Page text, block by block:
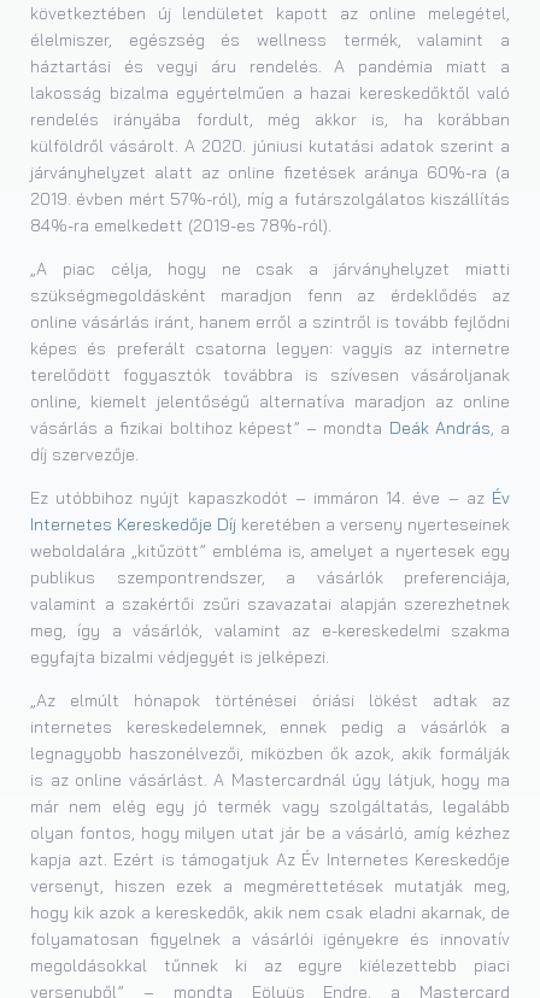
következtében új lendületet kapott az online melegétel,
élelmiszer, egészség és wellness termék, valamint a
háztartási és vegyi áru rendelés. A pandémia miatt a
lakosság bizalma egyértelműen a hazai kereskedőktől való
rendelés irányába fordult, még akkor is, ha korábban
külföldről vásárolt. A 2020. júniusi kutatási adatok szerint a
járványhelyzet alatt az online fizetések aránya 60%-ra (a
2019. évben mért 57%-ról), míg a futárszolgálatos kiszállítás
84%-ra emelkedett (2019-es 78%-ról).
„A piac célja, hogy ne csak a járványhelyzet miatti
szükségmegoldásként maradjon fenn az érdeklődés az
online vásárlás iránt, hanem erről a szintről is tovább fejlődni
képes és preferált csatorna legyen: vagyis az internetre
terelődött fogyasztók továbbra is szívesen vásároljanak
online, kiemelt jelentőségű alternatíva maradjon az online
vásárlás a fizikai boltihoz képest” – mondta Deák András, a
díj szervezője.
Ez utóbbihoz nyújt kapaszkodót – immáron 14. éve – az Év
Internetes Kereskedője Díj keretében a verseny nyerteseinek
weboldalára „kitűzött” embléma is, amelyet a nyertesek egy
publikus szempontrendszer, a vásárlók preferenciája,
valamint a szakértői zsűri szavazatai alapján szerezhetnek
meg, így a vásárlók, valamint az e-kereskedelmi szakma
egyfajta bizalmi védjegyét is jelképezi.
„Az elmúlt hónapok történései óriási lökést adtak az
internetes kereskedelemnek, ennek pedig a vásárlók a
legnagyobb haszonélvezői, miközben ők azok, akik formálják
is az online vásárlást. A Mastercardnál úgy látjuk, hogy ma
már nem elég egy jó termék vagy szolgáltatás, legalább
olyan fontos, hogy milyen utat jár be a vásárló, amíg kézhez
kapja azt. Ezért is támogatjuk Az Év Internetes Kereskedője
versenyt, hiszen ezek a megmérettetések mutatják meg,
hogy kik azok a kereskedők, akik nem csak eladni akarnak, de
folyamatosan figyelnek a vásárlói igényekre és innovatív
megoldásokkal tűnnek ki az egyre kiélezettebb piaci
versenyből” – mondta Eölyüs Endre, a Mastercard